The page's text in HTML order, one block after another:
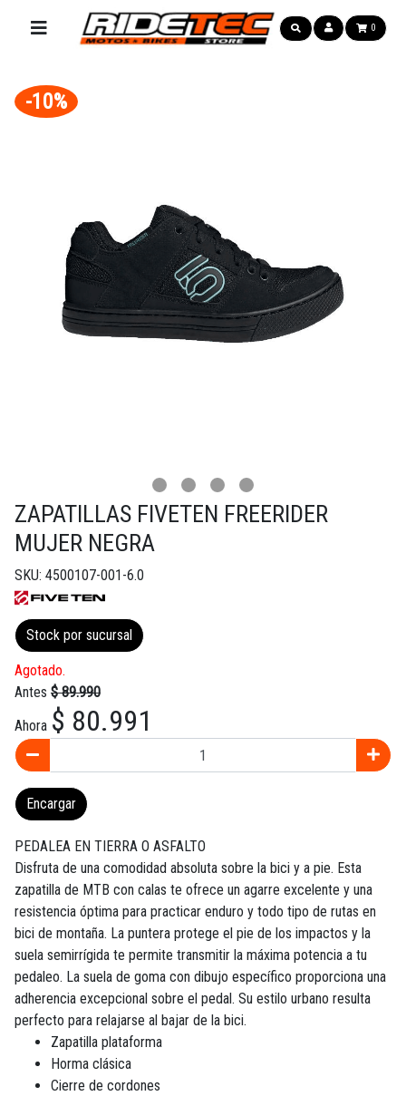
0
-10%
ZAPATILLAS FIVETEN FREERIDER
MUJER NEGRA
SKU: 4500107-001-6.0
Stock por sucursal
Agotado.
Antes $ 89.990
Ahora $ 80.991
Encargar
PEDALEA EN TIERRA O ASFALTO
Disfruta de una comodidad absoluta sobre la bici y a pie. Esta
zapatilla de MTB con calas te ofrece un agarre excelente y una
resistencia óptima para practicar enduro y todo tipo de rutas en
bici de montaña. La puntera protege el pie de los impactos y la
suela semirrígida te permite transmitir la máxima potencia a tu
pedaleo. La suela de goma con dibujo específico proporciona una
adherencia excepcional sobre el pedal. Su estilo urbano resulta
perfecto para relajarse al bajar de la bici.
Zapatilla plataforma
Horma clásica
Cierre de cordones